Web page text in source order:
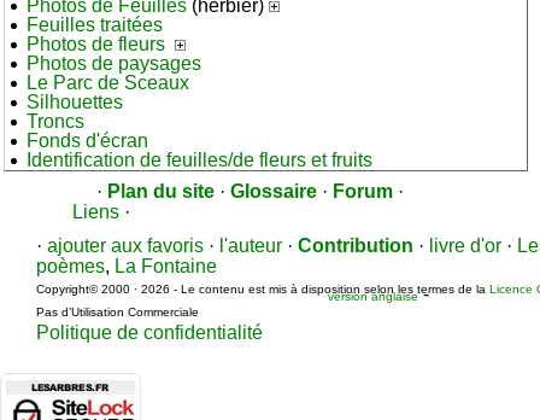
Photos de Feuilles (herbier)
Feuilles traitées
Photos de fleurs
Photos de paysages
Le Parc de Sceaux
Silhouettes
Troncs
Fonds d'écran
Identification de feuilles/de fleurs et fruits
· Plan du site · Glossaire · Forum ·
Liens ·
· ajouter aux favoris · l'auteur · Contribution · livre d'or ·
poèmes, La Fontaine
Copyright© 2000 · 2026 - Le contenu est mis à disposition selon les termes de la Licence
Pas d’Utilisation Commerciale
Politique de confidentialité
version anglaise-